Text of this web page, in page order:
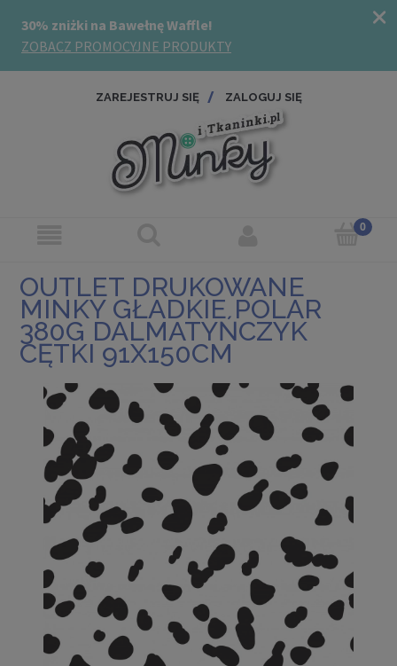
ZAREJESTRUJ SIĘ ZALOGUJ SIĘ
OUTLET DRUKOWANE
MINKY GŁADKIE POLAR
380G DALMATYŃCZYK
CĘTKI 91X150CM